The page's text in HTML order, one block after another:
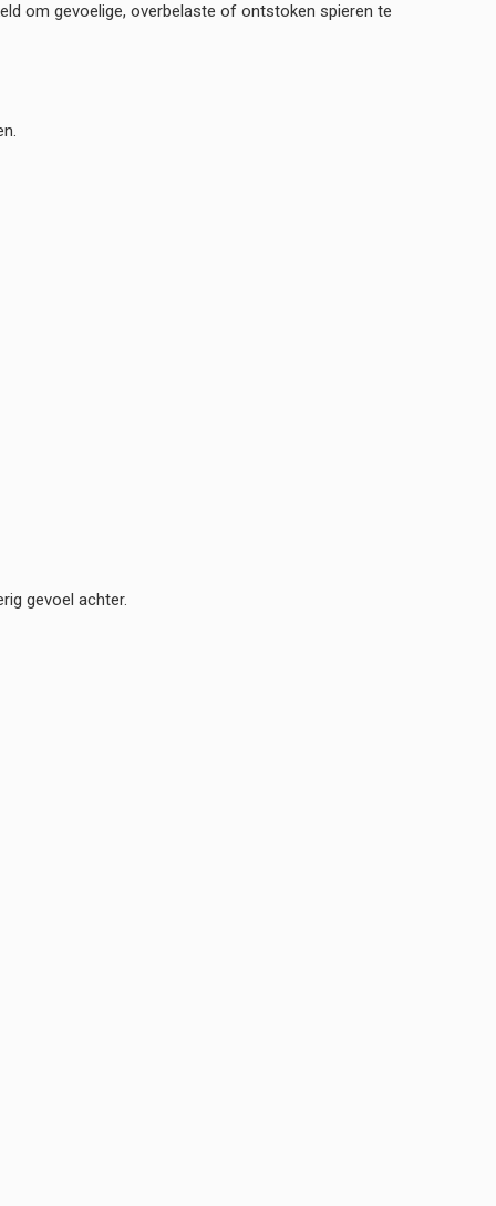
om gevoelige, overbelaste of ontstoken spieren te
gevoel achter.